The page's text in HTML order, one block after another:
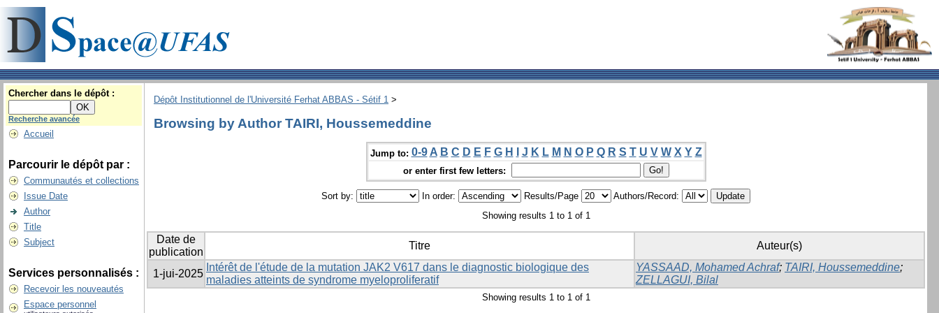
Chercher dans le dépôt :
Recherche avancée
Accueil
Parcourir le dépôt par :
Communautés et collections
Issue Date
Author
Title
Subject
Services personnalisés :
Recevoir les nouveautés
Espace personnel
Dépôt Institutionnel de l'Université Ferhat ABBAS - Sétif 1 >
Browsing by Author TAIRI, Houssemeddine
Jump to: 0-9 A B C D E F G H J K L M N O P Q R S T U V W X Y Z
or enter first few letters:
Sort by: In order: Results/Page
Authors/Record:
Showing results 1 to 1 of 1
Date de
publication
Titre Auteur(s)
1-jui-2025
Intérêt de l'étude de la mutation JAK2 V617 dans le diagnostic biologique des
maladies atteints de syndrome myeloproliferatif
YASSAAD, Mohamed Achraf; TAIRI, Houssemeddine;
ZELLAGUI, Bilal
Showing results 1 to 1 of 1